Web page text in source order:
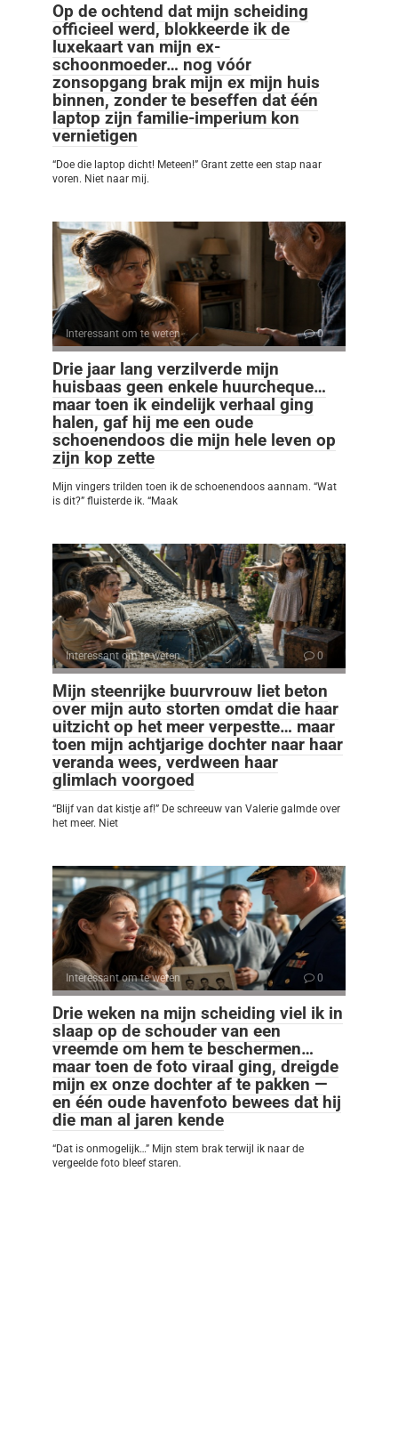
Op de ochtend dat mijn scheiding
officieel werd, blokkeerde ik de
luxekaart van mijn ex-
schoonmoeder… nog vóór
zonsopgang brak mijn ex mijn huis
binnen, zonder te beseffen dat één
laptop zijn familie-imperium kon
vernietigen
“Doe die laptop dicht! Meteen!” Grant zette een stap naar
voren. Niet naar mij.
Interessant om te weten 0
Drie jaar lang verzilverde mijn
huisbaas geen enkele huurcheque…
maar toen ik eindelijk verhaal ging
halen, gaf hij me een oude
schoenendoos die mijn hele leven op
zijn kop zette
Mijn vingers trilden toen ik de schoenendoos aannam. “Wat
is dit?” fluisterde ik. “Maak
Interessant om te weten 0
Mijn steenrijke buurvrouw liet beton
over mijn auto storten omdat die haar
uitzicht op het meer verpestte… maar
toen mijn achtjarige dochter naar haar
veranda wees, verdween haar
glimlach voorgoed
“Blijf van dat kistje af!” De schreeuw van Valerie galmde over
het meer. Niet
Interessant om te weten 0
Drie weken na mijn scheiding viel ik in
slaap op de schouder van een
vreemde om hem te beschermen…
maar toen de foto viraal ging, dreigde
mijn ex onze dochter af te pakken —
en één oude havenfoto bewees dat hij
die man al jaren kende
“Dat is onmogelijk…” Mijn stem brak terwijl ik naar de
vergeelde foto bleef staren.